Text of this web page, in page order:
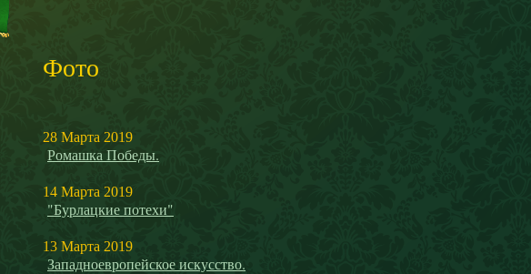
Фото
28 Марта 2019
Ромашка Победы.
14 Марта 2019
"Бурлацкие потехи"
13 Марта 2019
Западноевропейское искусство.